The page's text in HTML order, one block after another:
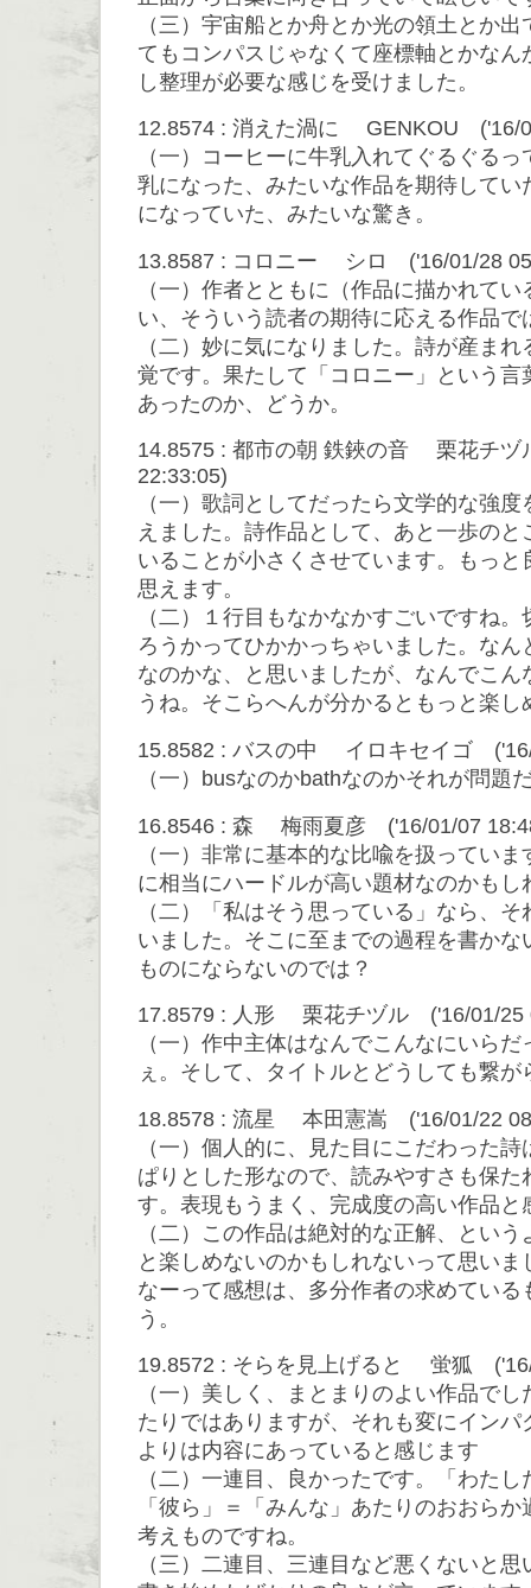
（三）宇宙船とか舟とか光の領土とか
てもコンパスじゃなくて座標軸とかな
し整理が必要な感じを受けました。
12.8574 : 消えた渦に GENKOU ('16/
（一）コーヒーに牛乳入れてぐるぐる
乳になった、みたいな作品を期待してい
になっていた、みたいな驚き。
13.8587 : コロニー シロ ('16/01/28
（一）作者とともに（作品に描かれて
い、そういう読者の期待に応える作品で
（二）妙に気になりました。詩が産ま
覚です。果たして「コロニー」という言
あったのか、どうか。
14.8575 : 都市の朝 鉄鋏の音 栗花チ
22:33:05)
（一）歌詞としてだったら文学的な強
えました。詩作品として、あと一歩の
いることが小さくさせています。もっと
思えます。
（二）１行目もなかなかすごいですね
ろうかってひかかっちゃいました。な
なのかな、と思いましたが、なんでこん
うね。そこらへんが分かるともっと楽
15.8582 : バスの中 イロキセイゴ
（一）busなのかbathなのかそれが問題
16.8546 : 森 梅雨夏彦 ('16/01/07
（一）非常に基本的な比喩を扱ってい
に相当にハードルが高い題材なのかもし
（二）「私はそう思っている」なら、
いました。そこに至までの過程を書かな
ものにならないのでは？
17.8579 : 人形 栗花チヅル ('16/01/25
（一）作中主体はなんでこんなにいら
ぇ。そして、タイトルとどうしても繋
18.8578 : 流星 本田憲嵩 ('16/01/22
（一）個人的に、見た目にこだわった
ぱりとした形なので、読みやすさも保た
す。表現もうまく、完成度の高い作品と
（二）この作品は絶対的な正解、とい
と楽しめないのかもしれないって思い
なーって感想は、多分作者の求めている
う。
19.8572 : そらを見上げると 蛍狐
（一）美しく、まとまりのよい作品で
たりではありますが、それも変にインパ
よりは内容にあっていると感じます
（二）一連目、良かったです。「わた
「彼ら」＝「みんな」あたりのおおら
考えものですね。
（三）二連目、三連目など悪くないと思